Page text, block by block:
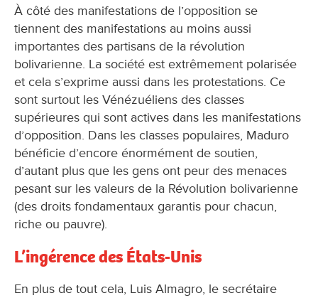
À côté des manifestations de l’opposition se
tiennent des manifestations au moins aussi
importantes des partisans de la révolution
bolivarienne. La société est extrêmement polarisée
et cela s’exprime aussi dans les protestations. Ce
sont surtout les Vénézuéliens des classes
supérieures qui sont actives dans les manifestations
d’opposition. Dans les classes populaires, Maduro
bénéficie d’encore énormément de soutien,
d’autant plus que les gens ont peur des menaces
pesant sur les valeurs de la Révolution bolivarienne
(des droits fondamentaux garantis pour chacun,
riche ou pauvre).
L’ingérence des États-Unis
En plus de tout cela, Luis Almagro, le secrétaire